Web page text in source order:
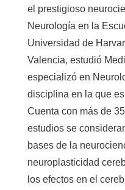
el prestigioso
Neurología en la
Universidad de
Valencia, estudió
especializó en
disciplina en la que
Cuenta con más de
estudios se
bases de la
neuroplasticidad
los efectos en el